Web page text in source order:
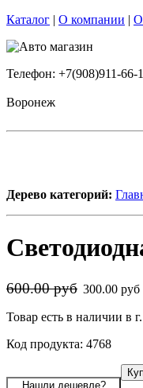
Каталог | О компании |
Телефон: +7(908)911-66-
Воронеж
Дерево категорий:
600.00 руб 300.00 руб
Товар есть в наличии в
Код продукта: 4768